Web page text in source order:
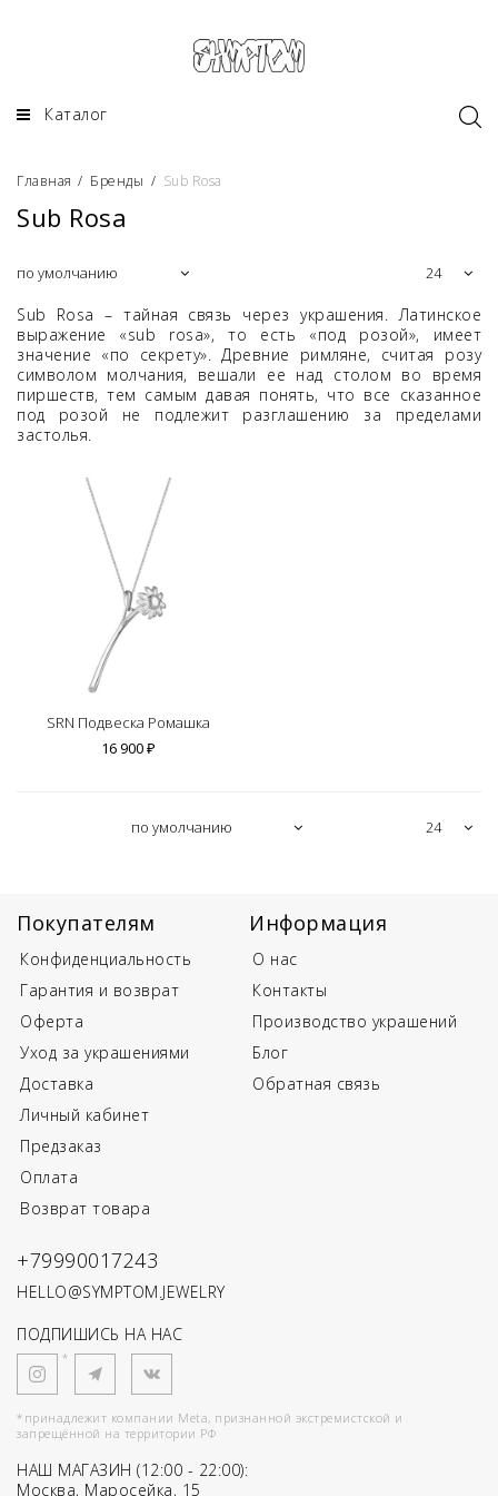
Каталог
Главная / Бренды / Sub Rosa
Sub Rosa
Sub Rosa – тайная связь через украшения. Латинское
выражение «sub rosa», то есть «под розой», имеет
значение «по секрету». Древние римляне, считая розу
символом молчания, вешали ее над столом во время
пиршеств, тем самым давая понять, что все сказанное
под розой не подлежит разглашению за пределами
застолья.
SRN Подвеска Ромашка
16 900 ₽
Покупателям
Конфиденциальность
Гарантия и возврат
Оферта
Уход за украшениями
Доставка
Личный кабинет
Предзаказ
Оплата
Возврат товара
Информация
О нас
Контакты
Производство украшений
Блог
Обратная связь
+79990017243
HELLO@SYMPTOM.JEWELRY
ПОДПИШИСЬ НА НАС
*
*принадлежит компании Meta, признанной экстремистской и
запрещённой на территории РФ
НАШ МАГАЗИН (12:00 - 22:00):
Москва, Маросейка, 15